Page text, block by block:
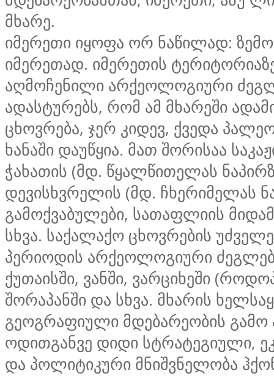
მხარე.
იმერეთი იყოფა ორ ნაწილად:
იმერეთად. იმერეთის
აღმოჩენილი არქეოლოგიური
ადასტურებს, რომ ამ მხარეში
ცხოვრება, ჯერ კიდევ, ქვედა
ხანაში დაუწყია. მათ შორისაა
ჭახათის (მდ. წყალწითელას
დევისხვრელის (მდ. ჩხერიმელას
გამოქვაბულები, სათაფლიის
სხვა. საქალაქო ცხოვრების
პერიოდის არქეოლოგიური
ქუთაისში, ვანში, ვარციხეში
შორაპანში და სხვა. მხარის
გეოგრაფიული მდებარეობის გამო
ოდითგანვე დიდი სტრატეგიული,
და პოლიტიკური მნიშვნელობა